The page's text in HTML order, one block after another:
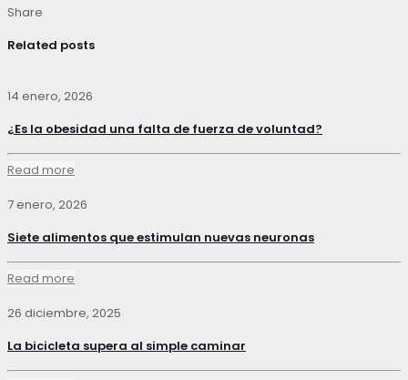
Share
Related posts
14 enero, 2026
¿Es la obesidad una falta de fuerza de voluntad?
Read more
7 enero, 2026
Siete alimentos que estimulan nuevas neuronas
Read more
26 diciembre, 2025
La bicicleta supera al simple caminar